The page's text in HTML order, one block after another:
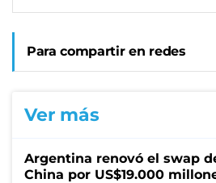
Para compartir en redes
Ver más
Argentina renovó el swap
China por US$19.000